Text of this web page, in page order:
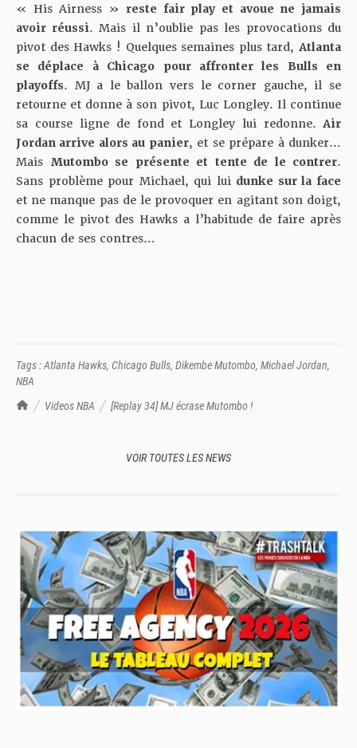
TrashTalk Actu NBA
Videos NBA [Replay 34] MJ écrase Mutombo !
« His Airness »
reste fair play et avoue ne jamais
avoir réussi. Mais il n’oublie pas les provocations du
pivot des Hawks ! Quelques semaines plus tard, Atlanta
se déplace à Chicago pour affronter les Bulls en
playoffs. MJ a le ballon vers le corner gauche, il se
retourne et donne à son pivot, Luc Longley. Il continue
sa course ligne de fond et Longley lui redonne. Air
Jordan arrive alors au panier, et se prépare à dunker…
Mais Mutombo se présente et tente de le contrer.
Sans problème pour Michael, qui lui dunke sur la face
et ne manque pas de le provoquer en agitant son doigt,
comme le pivot des Hawks a l’habitude de faire après
chacun de ses contres…
Tags :Atlanta Hawks, Chicago Bulls, Dikembe Mutombo, Michael Jordan,
NBA
VOIR TOUTES LES NEWS